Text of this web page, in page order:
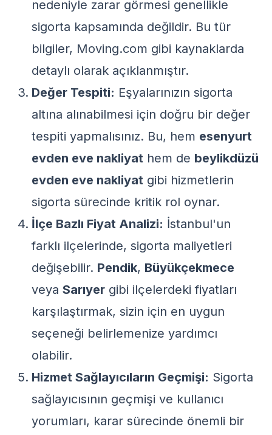
nedeniyle zarar görmesi genellikle
sigorta kapsamında değildir. Bu tür
bilgiler, Moving.com gibi kaynaklarda
detaylı olarak açıklanmıştır.
Değer Tespiti: Eşyalarınızın sigorta
altına alınabilmesi için doğru bir değer
tespiti yapmalısınız. Bu, hem esenyurt
evden eve nakliyat hem de beylikdüzü
evden eve nakliyat gibi hizmetlerin
sigorta sürecinde kritik rol oynar.
İlçe Bazlı Fiyat Analizi: İstanbul'un
farklı ilçelerinde, sigorta maliyetleri
değişebilir. Pendik, Büyükçekmece
veya Sarıyer gibi ilçelerdeki fiyatları
karşılaştırmak, sizin için en uygun
seçeneği belirlemenize yardımcı
olabilir.
Hizmet Sağlayıcıların Geçmişi: Sigorta
sağlayıcısının geçmişi ve kullanıcı
yorumları, karar sürecinde önemli bir